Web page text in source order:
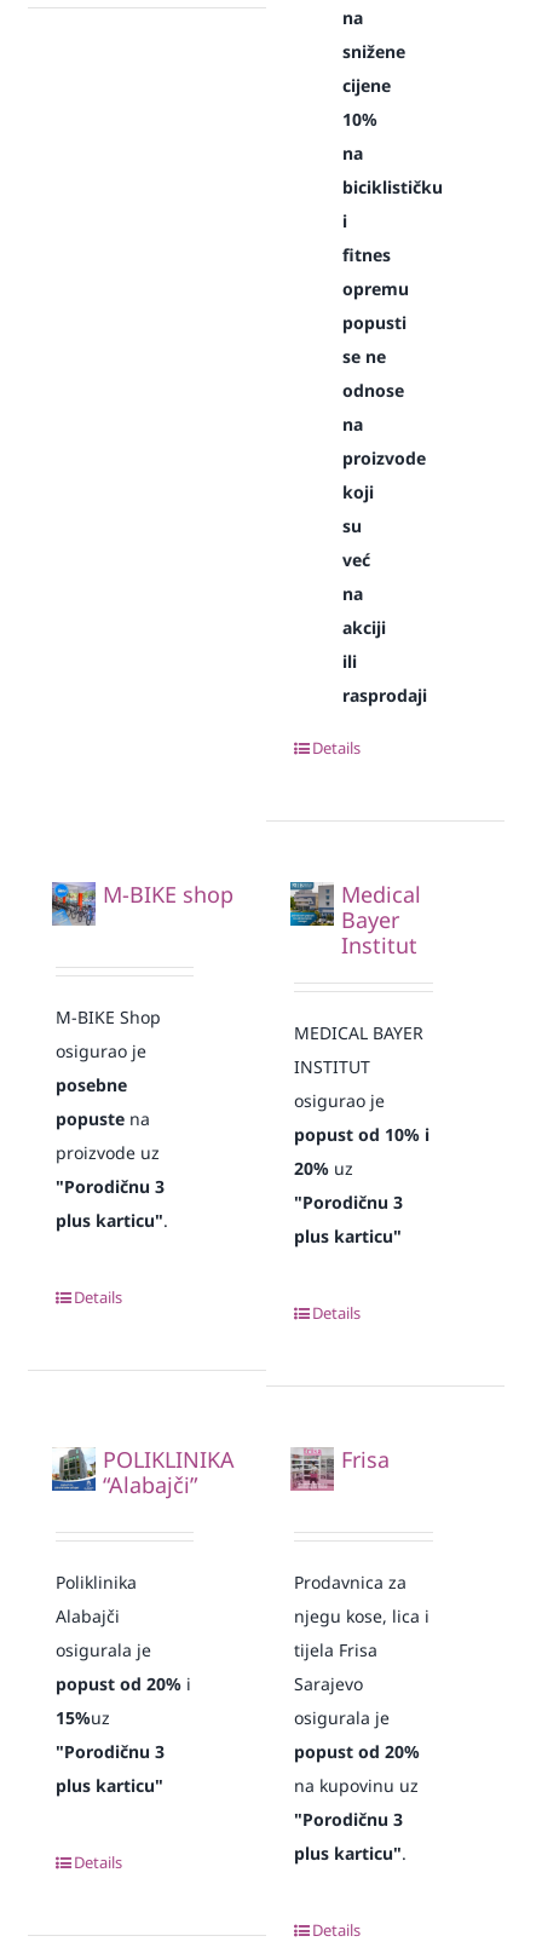
na
snižene
cijene
10%
na
biciklističku
i
fitnes
opremu
popusti
se ne
odnose
na
proizvode
koji
su
već
na
akciji
ili
rasprodaji
Details
M-BIKE shop
M-BIKE Shop
osigurao je
posebne
popustena
proizvode uz
"Porodičnu 3
plus karticu".
Details
Medical
Bayer
Institut
MEDICAL BAYER
INSTITUT
osigurao je
popust od 10% i
20% uz
"Porodičnu 3
plus karticu"
Details
POLIKLINIKA
“Alabajči”
Poliklinika
Alabajči
osigurala je
popust od 20%i
15%uz
"Porodičnu 3
plus karticu"
Details
Frisa
Prodavnica za
njegu kose, lica i
tijela Frisa
Sarajevo
osigurala je
popust od 20%
na kupovinu uz
"Porodičnu 3
plus karticu".
Details